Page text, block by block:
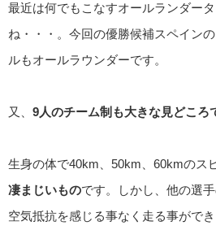
最近は何でもこなすオールランダー
ね・・・。今回の優勝候補スペイン
ルもオールラウンダーです。
又、 9人のチーム制も大きな見どころ
生身の体で40km、50km、60kmのス
凄まじいものです。しかし、他の選
空気抵抗を感じる事なく走る事ができ